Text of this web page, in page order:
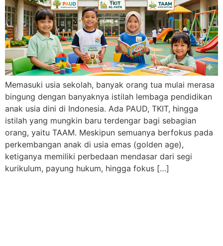
Memasuki usia sekolah, banyak orang tua mulai merasa
bingung dengan banyaknya istilah lembaga pendidikan
anak usia dini di Indonesia. Ada PAUD, TKIT, hingga
istilah yang mungkin baru terdengar bagi sebagian
orang, yaitu TAAM. Meskipun semuanya berfokus pada
perkembangan anak di usia emas (golden age),
ketiganya memiliki perbedaan mendasar dari segi
kurikulum, payung hukum, hingga fokus […]